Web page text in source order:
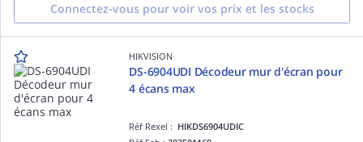
Connectez-vous pour voir vos prix et les stocks
HIKVISION
DS-6904UDI Décodeur mur d'écran pour
4 écans max
Réf Rexel : HIKDS6904UDIC